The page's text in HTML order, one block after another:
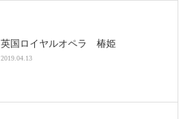
英国ロイヤルオペラ 椿姫
2019.04.13